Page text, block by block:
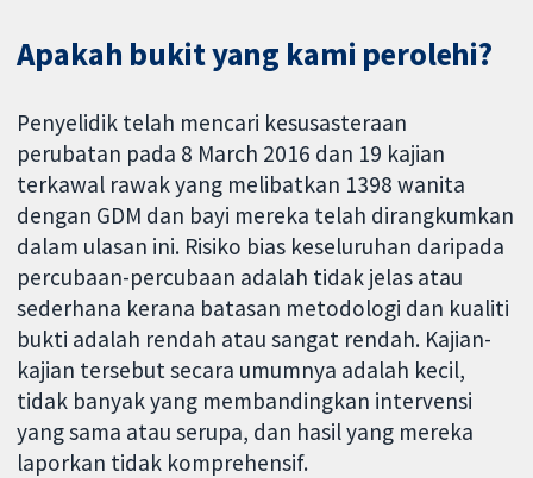
Apakah bukit yang kami perolehi?
Penyelidik telah mencari kesusasteraan
perubatan pada 8 March 2016 dan 19 kajian
terkawal rawak yang melibatkan 1398 wanita
dengan GDM dan bayi mereka telah dirangkumkan
dalam ulasan ini. Risiko bias keseluruhan daripada
percubaan-percubaan adalah tidak jelas atau
sederhana kerana batasan metodologi dan kualiti
bukti adalah rendah atau sangat rendah. Kajian-
kajian tersebut secara umumnya adalah kecil,
tidak banyak yang membandingkan intervensi
yang sama atau serupa, dan hasil yang mereka
laporkan tidak komprehensif.